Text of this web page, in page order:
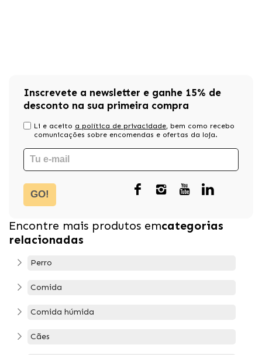
Inscrevete a newsletter e ganhe 15% de
desconto na sua primeira compra
Li e aceito a política de privacidade, bem como recebo
comunicações sobre encomendas e ofertas da loja.
GO!
Encontre mais produtos emcategorias
relacionadas
Perro
Comida
Comida húmida
Cães